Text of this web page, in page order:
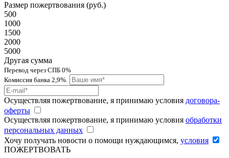
Размер пожертвования (руб.)
500
1000
1500
2000
5000
Другая сумма
Перевод через СПБ 0%
Комиссия банка 2,9%.
Осуществляя пожертвование, я принимаю условия договора-
оферты
Осуществляя пожертвование, я принимаю условия обработки
персональных данных
Хочу получать новости о помощи нуждающимся, условия
ПОЖЕРТВОВАТЬ